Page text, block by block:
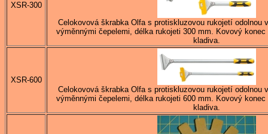
XSR-300
Celokovová škrabka Olfa s protiskluzovou rukojetí odolnou
výměnnými čepelemi, délka rukojeti 300 mm. Kovový
kladiva.
XSR-600
Celokovová škrabka Olfa s protiskluzovou rukojetí odolnou
výměnnými čepelemi, délka rukojeti 600 mm. Kovový
kladiva.